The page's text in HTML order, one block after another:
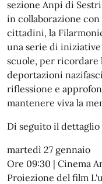
sezione Anpi di
in collaborazione
cittadini, la
una serie di
scuole, per ricordare
deportazioni
riflessione e
mantenere viva la
Di seguito il
martedì 27 gennaio
Ore 09:30 | Cinema
Proiezione del film